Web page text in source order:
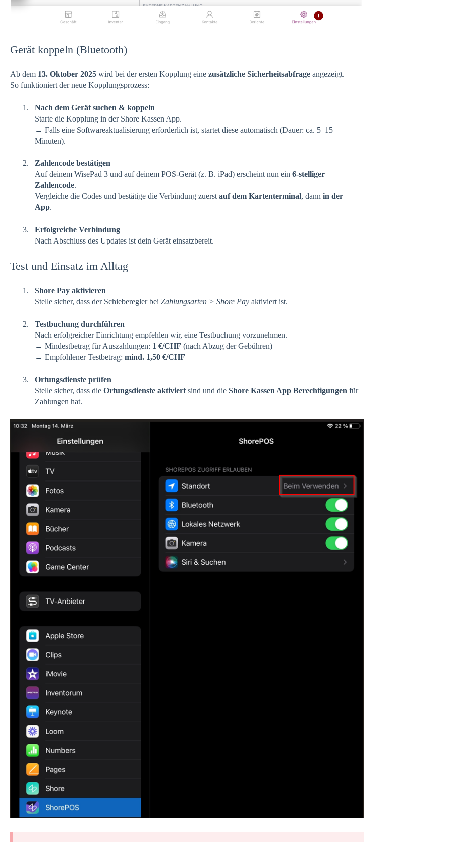
Gerät koppeln (Bluetooth)
Ab dem 13. Oktober 2025wird bei der ersten Kopplung eine zusätzliche Sicherheitsabfrageangezeigt.
So funktioniert der neue Kopplungsprozess:
Nach dem Gerät suchen & koppeln
Starte die Kopplung in der Shore Kassen App.
→ Falls eine Softwareaktualisierung erforderlich ist, startet diese automatisch (Dauer: ca. 5–15
Minuten).
Zahlencode bestätigen
Auf deinem WisePad 3 und auf deinem POS-Gerät (z. B. iPad) erscheint nun ein 6-stelliger
Zahlencode.
Vergleiche die Codes und bestätige die Verbindung zuerst auf dem Kartenterminal, dann in der
App.
Erfolgreiche Verbindung
Nach Abschluss des Updates ist dein Gerät einsatzbereit.
Test und Einsatz im Alltag
Shore Pay aktivieren
Stelle sicher, dass der Schieberegler bei Zahlungsarten > Shore Payaktiviert ist.
Testbuchung durchführen
Nach erfolgreicher Einrichtung empfehlen wir, eine Testbuchung vorzunehmen.
→ Mindestbetrag für Auszahlungen: 1 €/CHF (nach Abzug der Gebühren)
→ Empfohlener Testbetrag: mind. 1,50 €/CHF
Ortungsdienste prüfen
Stelle sicher, dass die Ortungsdienste aktiviertsind und die Shore Kassen App Berechtigungen für
Zahlungen hat.